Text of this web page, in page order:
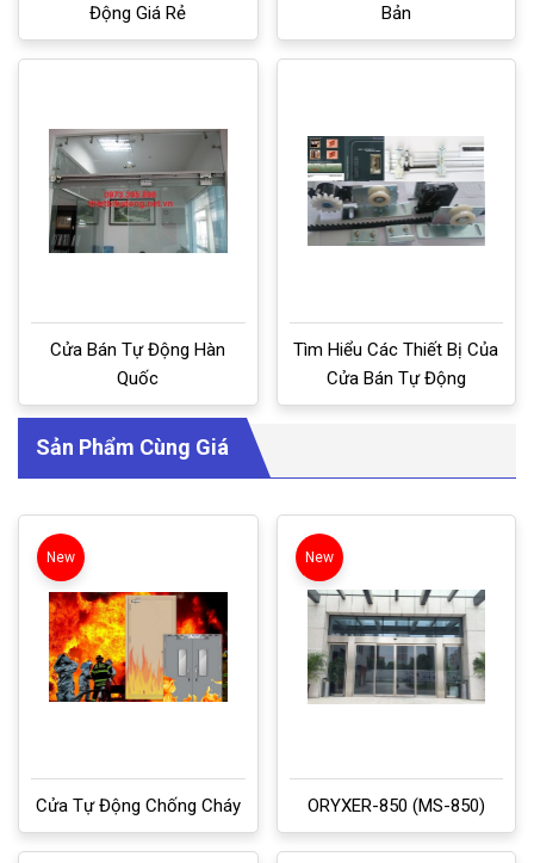
Động Giá Rẻ
Bản
Cửa Bán Tự Động Hàn
Quốc
Tìm Hiểu Các Thiết Bị Của
Cửa Bán Tự Động
Sản Phẩm Cùng Giá
New
Cửa Tự Động Chống Cháy
New
ORYXER-850 (MS-850)